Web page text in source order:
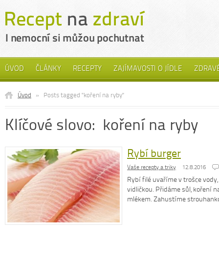
ÚVOD ČLÁNKY RECEPTY ZAJÍMAVOSTI O JÍDLE
Úvod » Posts tagged "koření na ryby"
Klíčové slovo: koření na ryby
Rybí burger
Vaše recepty a triky 12.8.2016
Rybí filé uvaříme v trošce
vidličkou. Přidáme sůl, koření
mlékem. Zahustíme